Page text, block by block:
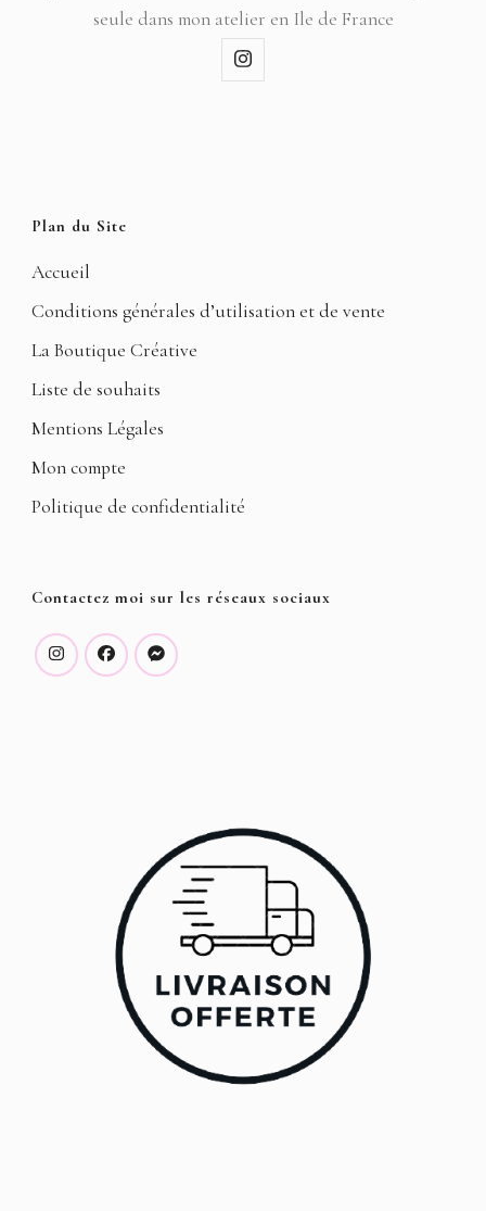
seule dans mon atelier en Ile de France
Plan du Site
Accueil
Conditions générales d’utilisation et de vente
La Boutique Créative
Liste de souhaits
Mentions Légales
Mon compte
Politique de confidentialité
Contactez moi sur les réseaux sociaux